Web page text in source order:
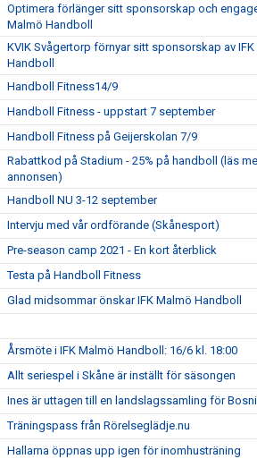
Optimera förlänger sitt sponsorskap och
Malmö Handboll
KVIK Svågertorp förnyar sitt sponsorskap av IFK
Handboll
Handboll Fitness14/9
Handboll Fitness - uppstart 7 september
Handboll Fitness på Geijerskolan 7/9
Rabattkod på Stadium - 25% på handboll (läs
annonsen)
Handboll NU 3-12 september
Intervju med vår ordförande (Skånesport)
Pre-season camp 2021 - En kort återblick
Testa på Handboll Fitness
Glad midsommar önskar IFK Malmö Handboll
Årsmöte i IFK Malmö Handboll: 16/6 kl. 18:00
Allt seriespel i Skåne är inställt för säsongen
Ines är uttagen till en landslagssamling för
Träningspass från Rörelseglädje.nu
Hallarna öppnas upp igen för inomhusträning